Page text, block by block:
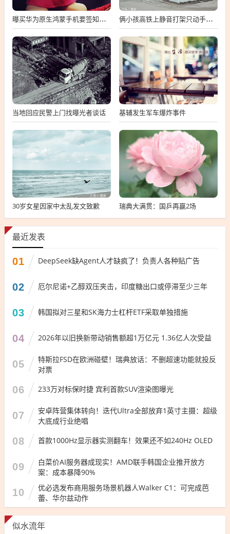
曝买华为原生鸿蒙手机要签知情书 俩小孩高铁上静音打架只动手不动嘴
当地回应民警上门找曝光者谈话 基辅发生军车爆炸事件
30岁女星因家中太乱发文致歉 瑞典大满贯：国乒再赢2场
最近发表
01 DeepSeek缺Agent人才缺疯了！负责人各种贴广告
02 厄尔尼诺+乙醇双压夹击，印度糖出口或停滞至少三年
03 韩国拟对三星和SK海力士杠杆ETF采取单独措施
04 2026年以旧换新带动销售额超1万亿元 1.36亿人次受益
05
特斯拉FSD在欧洲碰壁！瑞典放话：不删超速功能就投反
对票
06 233万对标保时捷 宾利首款SUV渲染图曝光
07
安卓阵营集体转向！迭代Ultra全部放弃1英寸主摄：超级
大底成行业绝唱
08 首款1000Hz显示器实测翻车！效果还不如240Hz OLED
09
白菜价AI服务器成现实！AMD联手韩国企业推开放方
案：成本暴降90%
10
优必选发布商用服务场景机器人Walker C1：可完成芭
蕾、华尔兹动作
似水流年